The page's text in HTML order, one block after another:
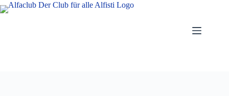
Zum
Inhalt